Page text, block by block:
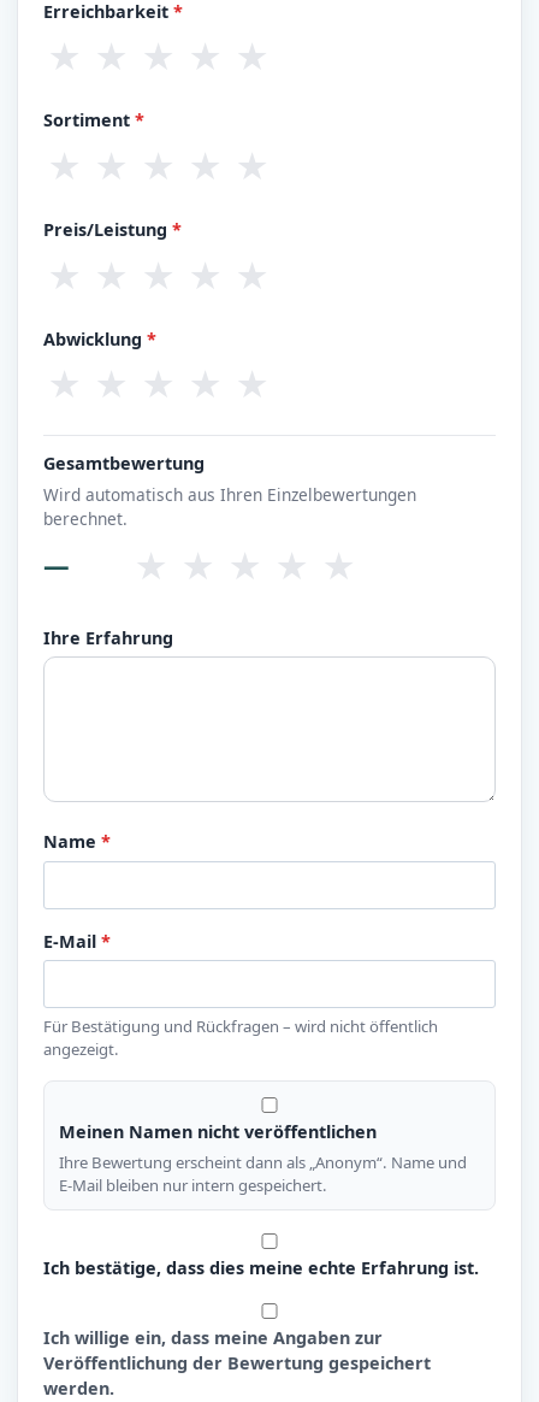
Erreichbarkeit*
★ ★ ★ ★ ★
Sortiment*
★ ★ ★ ★ ★
Preis/Leistung*
★ ★ ★ ★ ★
Abwicklung*
★ ★ ★ ★ ★
Gesamtbewertung
Wird automatisch aus Ihren Einzelbewertungen
berechnet.
— ★ ★ ★ ★ ★
Ihre Erfahrung
Name*
E-Mail*
Für Bestätigung und Rückfragen – wird nicht öffentlich
angezeigt.
Meinen Namen nicht veröffentlichen
Ihre Bewertung erscheint dann als „Anonym“. Name und
E-Mail bleiben nur intern gespeichert.
Ich bestätige, dass dies meine echte Erfahrung ist.
Ich willige ein, dass meine Angaben zur
Veröffentlichung der Bewertung gespeichert
werden.